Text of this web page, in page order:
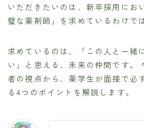
いただきたいのは、新卒採用にお
璧な薬剤師」を求めているわけで
求めているのは、「この人と一緒
い」と思える、未来の仲間です。
者の視点から、薬学生が面接で必
る4つのポイントを解説します。